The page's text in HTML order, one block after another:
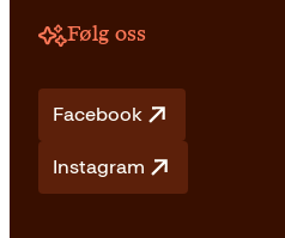
Følg oss
Facebook
Instagram